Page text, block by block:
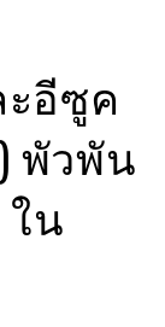
ะอีซูค
พัวพัน
ใน